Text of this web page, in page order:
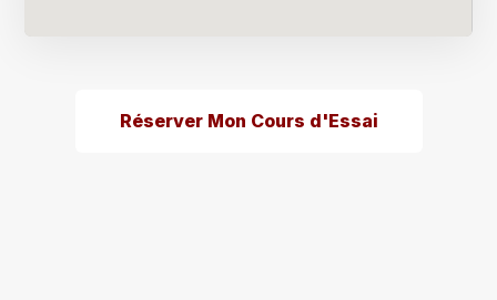
Réserver Mon Cours d'Essai